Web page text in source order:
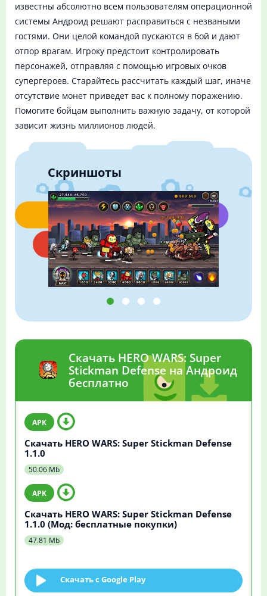
известны абсолютно всем пользователям операционной
системы Андроид решают расправиться с незваными
гостями. Они целой командой пускаются в бой и дают
отпор врагам. Игроку предстоит контролировать
персонажей, отправляя с помощью игровых очков
супергероев. Старайтесь рассчитать каждый шаг, иначе
отсутствие монет приведет вас к полному поражению.
Помогите бойцам выполнить важную задачу, от которой
зависит жизнь миллионов людей.
Скриншоты
Скачать HERO WARS: Super
Stickman Defense на Андроид
бесплатно
Скачать HERO WARS: Super Stickman Defense
1.1.0
50.06 Mb
Скачать HERO WARS: Super Stickman Defense
1.1.0 (Мод: бесплатные покупки)
47.81 Mb
Скачать c Google Play